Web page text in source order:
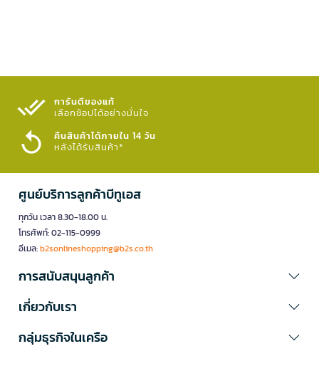
การันตีของแท้
เลือกช้อปได้อย่างมั่นใจ​
คืนสินค้าได้ภายใน 14 วัน
หลังได้รับสินค้า*
ศูนย์บริการลูกค้าบีทูเอส
ทุกวัน เวลา 8.30-18.00 น.
โทรศัพท์: 02-115-0999
อีเมล:b2sonlineshopping@b2s.co.th
การสนับสนุนลูกค้า
เกี่ยวกับเรา
กลุ่มธุรกิจในเครือ